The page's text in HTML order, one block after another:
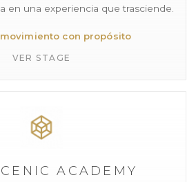
en una experiencia que trasciende.
con propósito
VER STAGE
ACADEMY